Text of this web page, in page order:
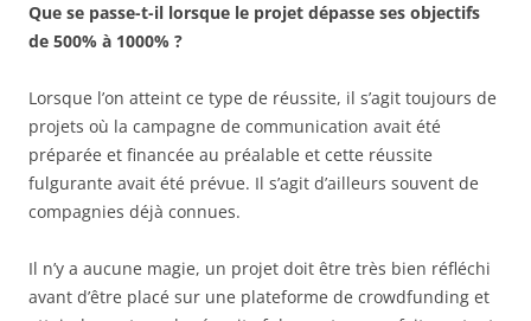
Que se passe-t-il lorsque le projet dépasse ses objectifs
de 500% à 1000% ?
Lorsque l’on atteint ce type de réussite, il s’agit toujours de
projets où la campagne de communication avait été
préparée et financée au préalable et cette réussite
fulgurante avait été prévue. Il s’agit d’ailleurs souvent de
compagnies déjà connues.
Il n’y a aucune magie, un projet doit être très bien réfléchi
avant d’être placé sur une plateforme de crowdfunding et